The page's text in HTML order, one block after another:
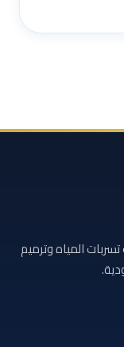
المياه وترميم